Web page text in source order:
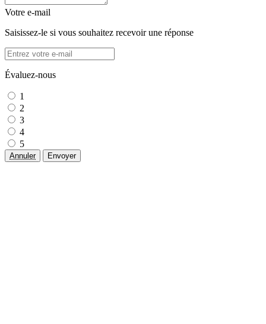
Votre e-mail
Saisissez-le si vous souhaitez recevoir une réponse
Évaluez-nous
1
2
3
4
5
Annuler Envoyer